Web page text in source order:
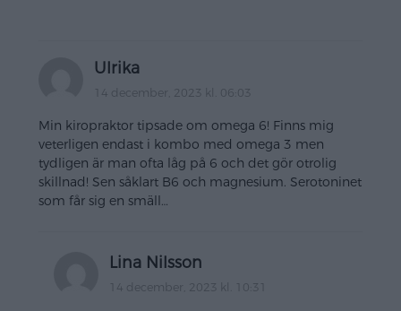
Ulrika
14 december, 2023 kl. 06:03
Min kiropraktor tipsade om omega 6! Finns mig
veterligen endast i kombo med omega 3 men
tydligen är man ofta låg på 6 och det gör otrolig
skillnad! Sen såklart B6 och magnesium. Serotoninet
som får sig en smäll…
Lina Nilsson
14 december, 2023 kl. 10:31